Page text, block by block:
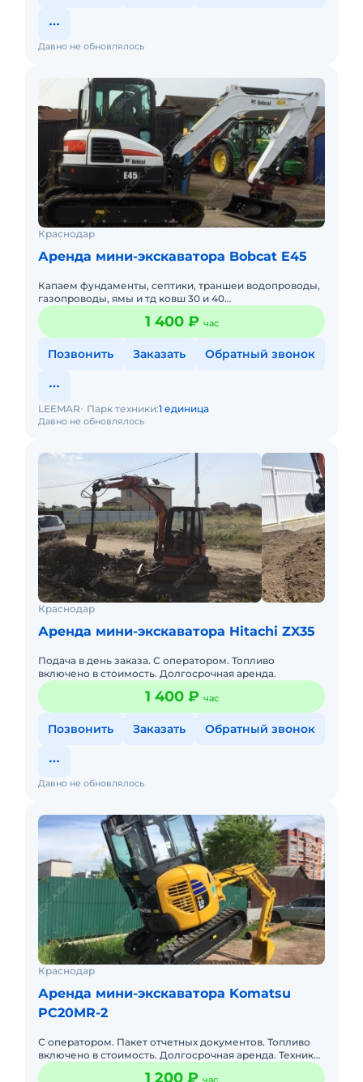
Давно не обновлялось
Краснодар
Аренда мини-экскаватора Bobcat E45
Капаем фундаменты, септики, траншеи водопроводы,
газопроводы, ямы и тд ковш 30 и 40
+гидромолот.Подача в день заказа. Пакет отчетных
документов. С оператором. Д
1 400 ₽ час
Позвонить Заказать Обратный звонок
Давно не обновлялось
LEEMAR Парк техники:1 единица
Краснодар
Аренда мини-экскаватора Hitachi ZX35
Подача в день заказа. С оператором. Топливо
включено в стоимость. Долгосрочная аренда.
1 400 ₽ час
Позвонить Заказать Обратный звонок
Давно не обновлялось
Краснодар
Аренда мини-экскаватора Komatsu
PC20MR-2
С оператором. Пакет отчетных документов. Топливо
включено в стоимость. Долгосрочная аренда. Техника
с малой наработкой.
1 200 ₽ час